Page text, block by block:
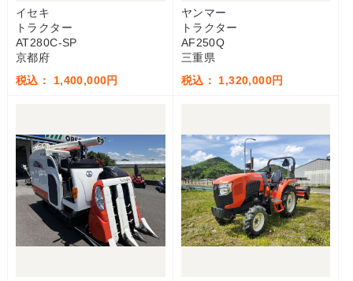
イセキ
トラクター
AT280C-SP
京都府
税込： 1,400,000円
ヤンマー
トラクター
AF250Q
三重県
税込： 1,320,000円